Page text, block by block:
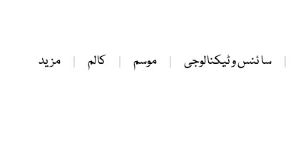
سا ئنس و ٹیکنالوجی موسم کالم مزید